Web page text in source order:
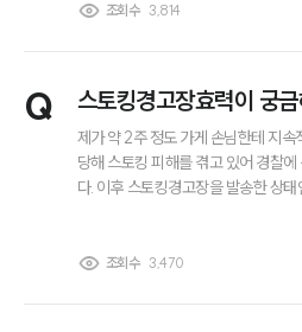
주요 업무
사례분석/최
마약 법률
법률지식
마약소송 ・
했다고.. 신고를 했더라고요.. 저 정말 억울하거든요.. 유치
조회수 3,814
Q 스토킹경고장효력이 궁
제가 약 2주 정도 가게 손님한테 지속
당해 스토킹 피해를 겪고 있어 경찰
다. 이후 스토킹경고장을 발송한 상태인 이 스토킹경고장
로 진행해야 하는지도 함께 알고 싶습
조회수 3,470